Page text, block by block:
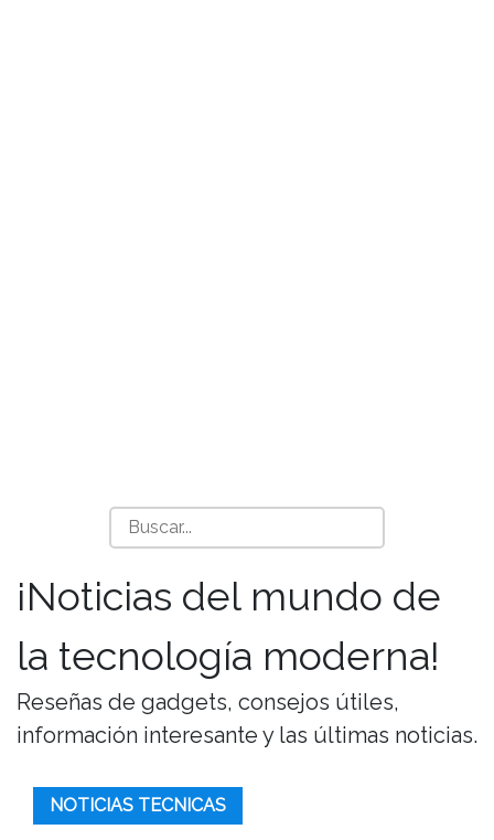
¡Noticias del mundo de
la tecnología moderna!
Reseñas de gadgets, consejos útiles,
información interesante y las últimas noticias.
NOTICIAS TECNICAS